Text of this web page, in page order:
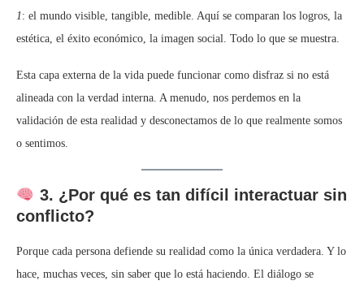
1 : el mundo visible, tangible, medible. Aquí se comparan los logros, la
estética, el éxito económico, la imagen social. Todo lo que se muestra.
Esta capa externa de la vida puede funcionar como disfraz si no está
alineada con la verdad interna. A menudo, nos perdemos en la
validación de esta realidad y desconectamos de lo que realmente somos
o sentimos.
3. ¿Por qué es tan difícil interactuar sin
conflicto?
Porque cada persona defiende su realidad como la única verdadera. Y lo
hace, muchas veces, sin saber que lo está haciendo. El diálogo se